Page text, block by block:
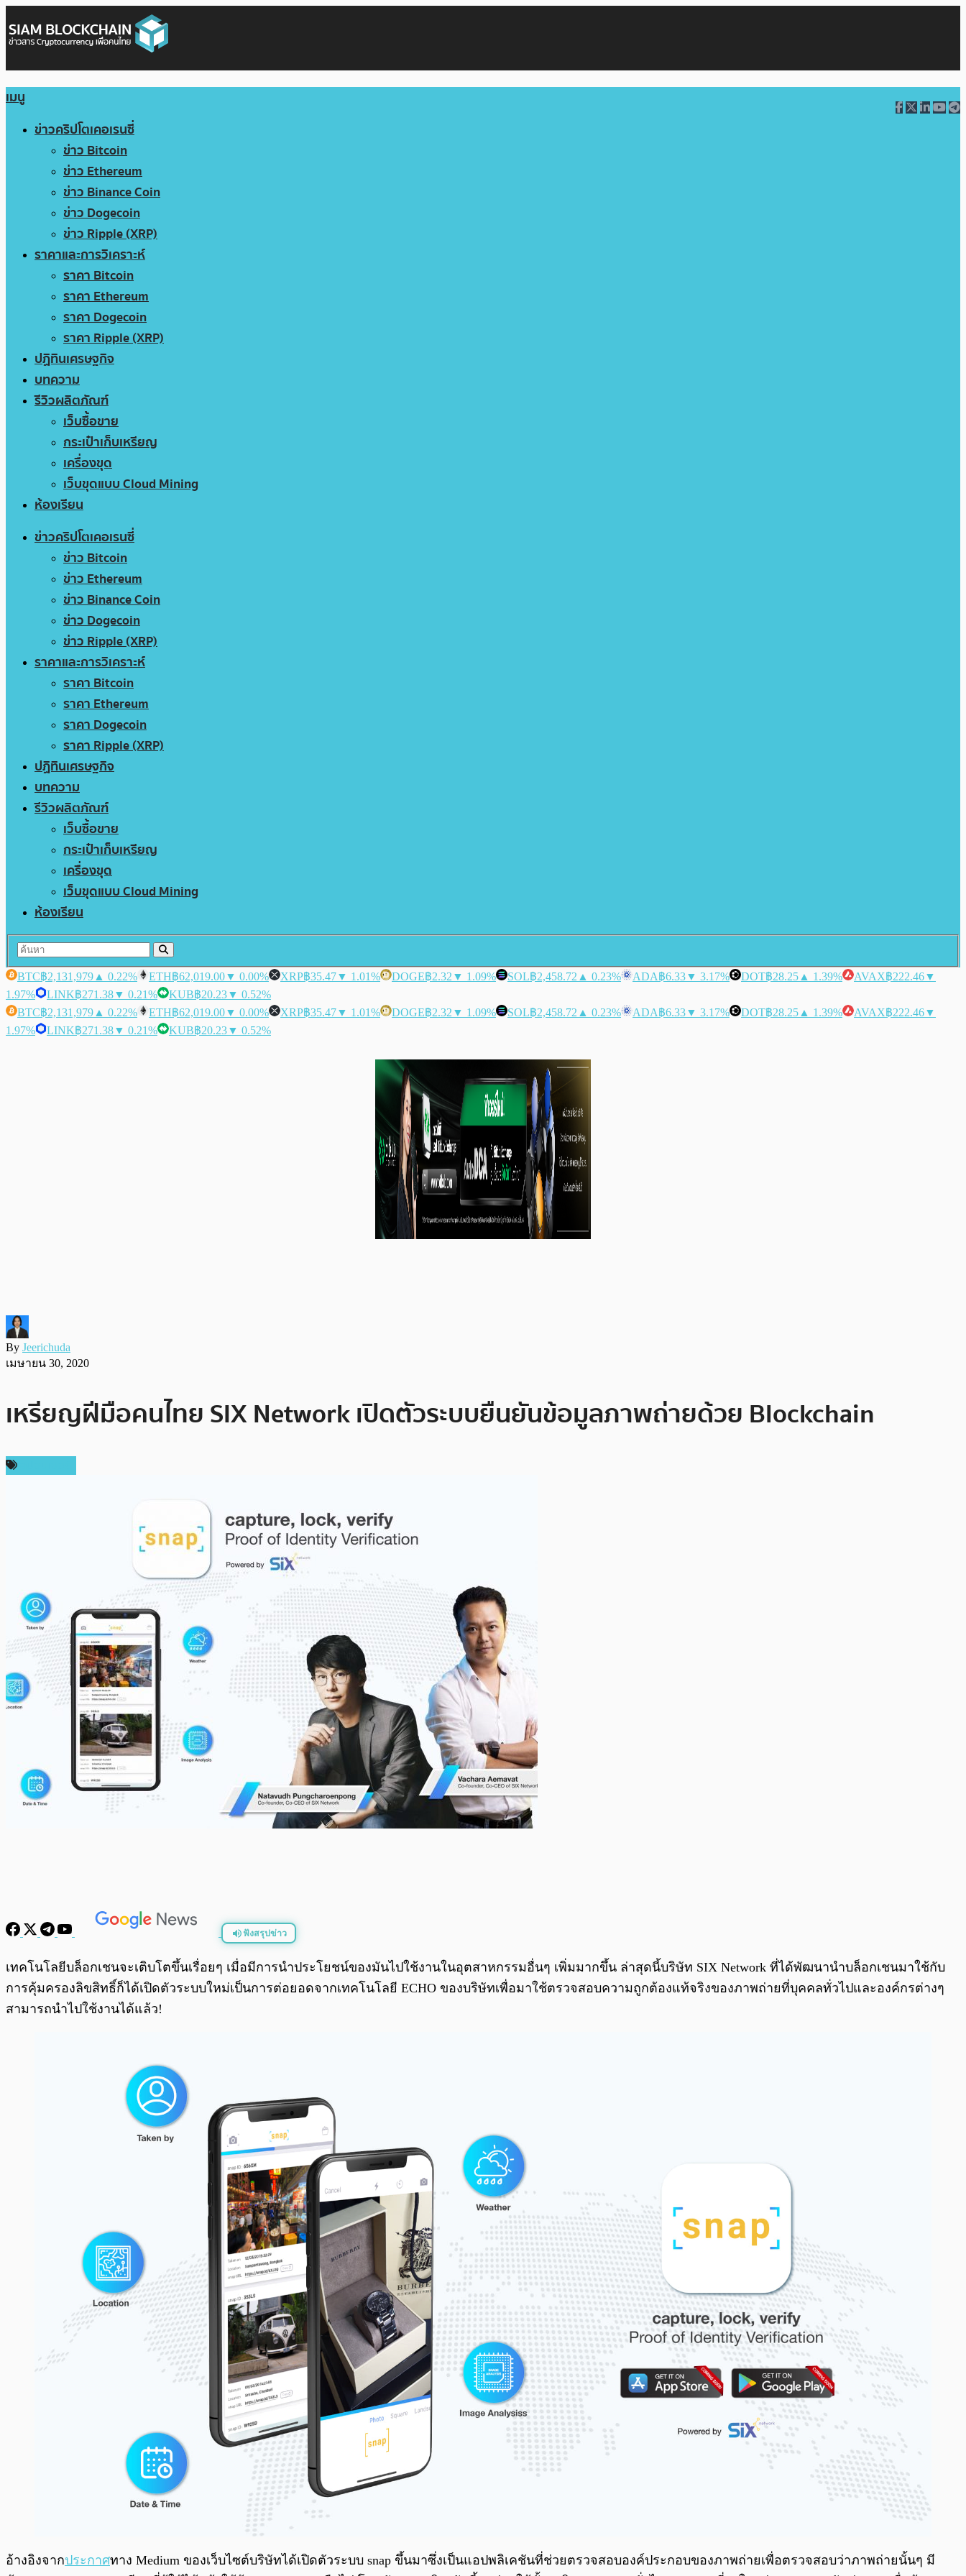
เมนู
ข่าวคริปโตเคอเรนซี่
ข่าว Bitcoin
ข่าว Ethereum
ข่าว Binance Coin
ข่าว Dogecoin
ข่าว Ripple (XRP)
ราคาและการวิเคราะห์
ราคา Bitcoin
ราคา Ethereum
ราคา Dogecoin
ราคา Ripple (XRP)
ปฏิทินเศรษฐกิจ
บทความ
รีวิวผลิตภัณฑ์
เว็บซื้อขาย
กระเป๋าเก็บเหรียญ
เครื่องขุด
เว็บขุดแบบ Cloud Mining
ห้องเรียน
ข่าวคริปโตเคอเรนซี่
ข่าว Bitcoin
ข่าว Ethereum
ข่าว Binance Coin
ข่าว Dogecoin
ข่าว Ripple (XRP)
ราคาและการวิเคราะห์
ราคา Bitcoin
ราคา Ethereum
ราคา Dogecoin
ราคา Ripple (XRP)
ปฏิทินเศรษฐกิจ
บทความ
รีวิวผลิตภัณฑ์
เว็บซื้อขาย
กระเป๋าเก็บเหรียญ
เครื่องขุด
เว็บขุดแบบ Cloud Mining
ห้องเรียน
BTC฿2,131,979 ▲ 0.22% ETH฿62,019.00▼ 0.00% XRP฿35.47▼ 1.01% DOGE฿2.32 ▼ 1.09% SOL฿2,458.72 ▲ 0.23% ADA฿6.33▼ 3.17% DOT฿28.25 ▲ 1.39% AVAX฿222.46▼
1.97%
LINK฿271.38▼ 0.21% KUB฿20.23▼ 0.52%
BTC฿2,131,979 ▲ 0.22% ETH฿62,019.00▼ 0.00% XRP฿35.47▼ 1.01% DOGE฿2.32 ▼ 1.09% SOL฿2,458.72 ▲ 0.23% ADA฿6.33▼ 3.17% DOT฿28.25 ▲ 1.39% AVAX฿222.46▼
1.97%
LINK฿271.38▼ 0.21% KUB฿20.23▼ 0.52%
By Jeerichuda
เมษายน 30, 2020
เหรียญฝีมือคนไทย SIX Network เปิดตัวระบบยืนยันข้อมูลภาพถ่ายด้วย Blockchain
ฟังสรุปข่าว
พร้อมเล่น
เทคโนโลยีบล็อกเชนจะเติบโตขึ้นเรื่อยๆ เมื่อมีการนำประโยชน์ของมันไปใช้งานในอุตสาหกรรมอื่นๆ เพิ่มมากขึ้น ล่าสุดนี้บริษัท SIX Network ที่ได้พัฒนานำบล็อกเชนมาใช้กับ
การคุ้มครองลิขสิทธิ์ก็ได้เปิดตัวระบบใหม่เป็นการต่อยอดจากเทคโนโลยี ECHO ของบริษัทเพื่อมาใช้ตรวจสอบความถูกต้องแท้จริงของภาพถ่ายที่บุคคลทั่วไปและองค์กรต่างๆ
สามารถนำไปใช้งานได้แล้ว!
อ้างอิงจากประกาศทาง Medium ของเว็บไซต์บริษัทได้เปิดตัวระบบ snap ขึ้นมาซึ่งเป็นแอปพลิเคชันที่ช่วยตรวจสอบองค์ประกอบของภาพถ่ายเพื่อตรวจสอบว่าภาพถ่ายนั้นๆ มี